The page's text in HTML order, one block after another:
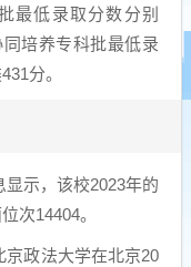
最低录取分数分别
培养专科批最低录
分。
示，该校2023年的
次14404。
京政法大学在北京20